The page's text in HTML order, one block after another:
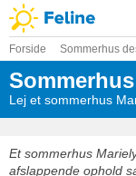
Forside Sommerhus
Lej et sommerhus
Et sommerhus
afslappende ophold